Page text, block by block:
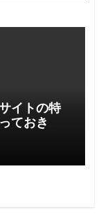
イトの特
ておきた